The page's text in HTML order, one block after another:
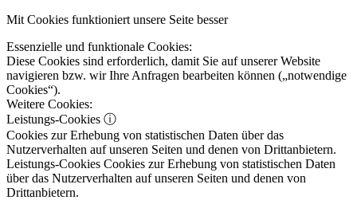
Mit Cookies funktioniert unsere Seite besser
Essenzielle und funktionale Cookies:
Diese Cookies sind erforderlich, damit Sie auf unserer Website
navigieren bzw. wir Ihre Anfragen bearbeiten können („notwendige
Cookies“).
Weitere Cookies:
Leistungs-Cookies ⓘ
Cookies zur Erhebung von statistischen Daten über das
Nutzerverhalten auf unseren Seiten und denen von Drittanbietern.
Leistungs-Cookies Cookies zur Erhebung von statistischen Daten
über das Nutzerverhalten auf unseren Seiten und denen von
Drittanbietern.